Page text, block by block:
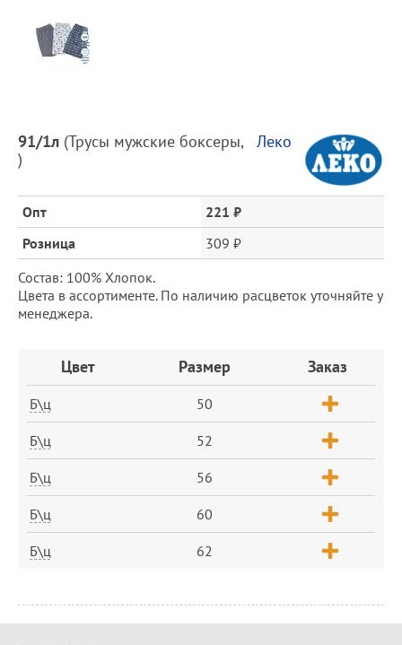
Описание
товара
и
цена
91/1л (Трусы мужские боксеры,
Леко
)
Опт
221 ₽
Розница
309 ₽
Состав: 100% Хлопок.
Цвета в ассортименте. По наличию расцветок уточняйте у
менеджера.
ЗаказЦвет Размер Заказ
Б\ц 50
Б\ц 52
Б\ц 56
Б\ц 60
Б\ц 62